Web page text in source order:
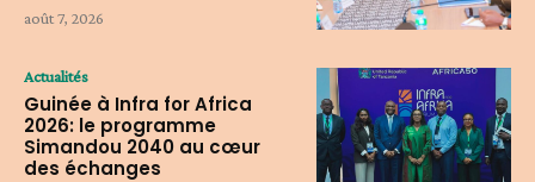
août 7, 2026
Actualités
Guinée à Infra for Africa
2026: le programme
Simandou 2040 au cœur
des échanges